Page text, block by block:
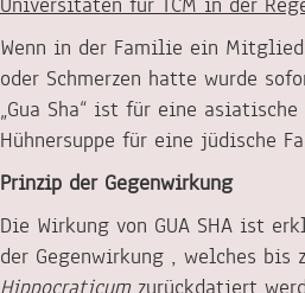
Wenn in der Familie ein
oder Schmerzen hatte wurde
„Gua Sha“ ist für eine
Hühnersuppe für eine jüdische
Prinzip der Gegenwirkung
Die Wirkung von GUA SHA ist
der Gegenwirkung , welches bis
Hippocraticumzurückdatiert